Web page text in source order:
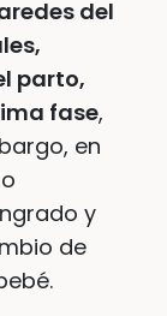
del
parto,
fase,
en
y
de